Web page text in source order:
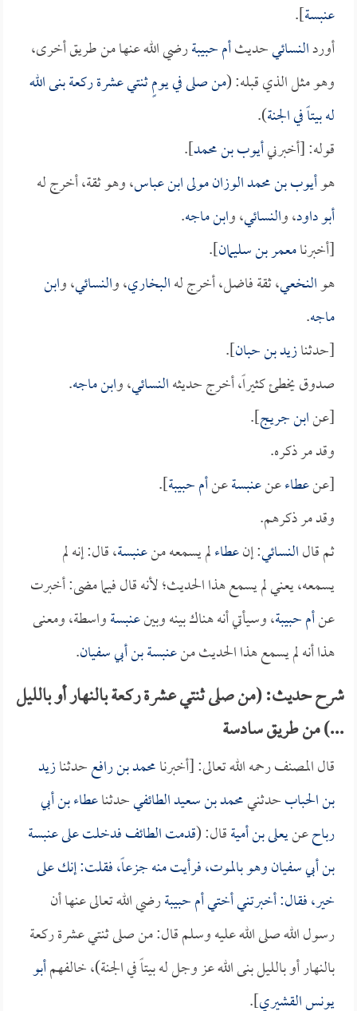
عنبسة].
أوردالنسائيحديثأم حبيبةرضي الله عنها من طريق أخرى،
وهو مثل الذي قبله: (من صلى في يومٍ ثنتي عشرة ركعة بنى الله
له بيتاً في الجنة).
قوله: [أخبرنيأيوب بن محمد].
هوأيوب بن محمد الوزان مولى ابن عباس، وهو ثقة، أخرج له
أبو داود، والنسائي، وابن ماجه.
[أخبرنامعمر بن سليمان].
هوالنخعي، ثقة فاضل، أخرج لهالبخاري، والنسائي، وابن
ماجه.
[حدثنازيد بن حبان].
صدوق يخطئ كثيراً، أخرج حديثهالنسائي، وابن ماجه.
[عنابن جريج].
وقد مر ذكره.
[عنعطاءعنعنبسةعنأم حبيبة].
وقد مر ذكرهم.
ثم قالالنسائي: إنعطاءلم يسمعه منعنبسة، قال: إنه لم
يسمعه، يعني لم يسمع هذا الحديث؛ لأنه قال فيما مضى: أخبرت
عنأم حبيبة، وسيأتي أنه هناك بينه وبينعنبسةواسطة، ومعنى
هذا أنه لم يسمع هذا الحديث منعنبسة بن أبي سفيان.
شرح حديث: (من صلى ثنتي عشرة ركعة بالنهار أو بالليل
...) من طريق سادسة
قال المصنف رحمه الله تعالى: [أخبرنامحمد بن رافعحدثنازيد
بن الحبابحدثنيمحمد بن سعيد الطائفيحدثناعطاء بن أبي
رباحعنيعلى بن أميةقال: (قدمت الطائف فدخلت علىعنبسة
بن أبي سفيانوهو بالموت، فرأيت منه جزعاً، فقلت: إنك على
خير، فقال: أخبرتني أختيأم حبيبةرضي الله تعالى عنها أن
رسول الله صلى الله عليه وسلم قال: من صلى ثنتي عشرة ركعة
بالنهار أو بالليل بنى الله عز وجل له بيتاً في الجنة)، خالفهمأبو
يونس القشيري].